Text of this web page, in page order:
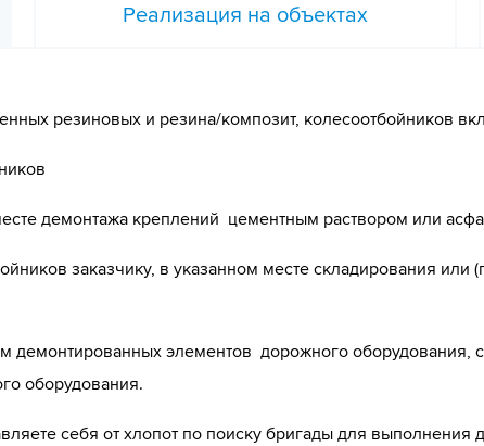
Реализация на объектах
резиновых и резина/композит, колесоотбойников
демонтажа креплений цементным раствором или
заказчику, в указанном месте складирования или
демонтированных элементов дорожного оборудования,
оборудования.
себя от хлопот по поиску бригады для выполнения